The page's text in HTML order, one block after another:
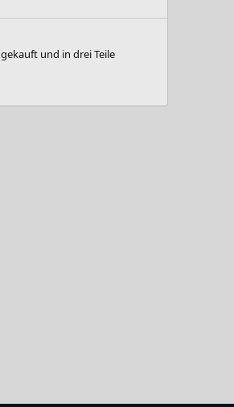
und in drei Teile